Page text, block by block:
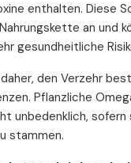
enthalten. Diese
an und
gesundheitliche
den Verzehr
Pflanzliche
unbedenklich, sofern
stammen.